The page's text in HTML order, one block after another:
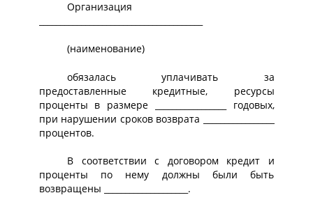
Организация
(наименование)
обязалась уплачивать за
предоставленные кредитные, ресурсы
проценты в размере _________________ годовых,
при нарушении сроков возврата _________________
процентов.
В соответствии с договором кредит и
проценты по нему должны были быть
возвращены ____________________.